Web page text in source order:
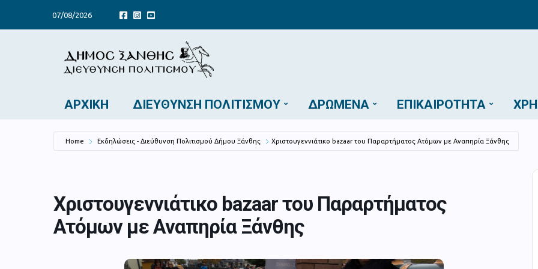
07/08/2026
ΑΡΧΙΚΉ ΔΙΕΎΘΥΝΣΗ ΠΟΛΙΤΙΣΜΟΎ ΔΡΏΜΕΝΑ ΕΠΙΚΑΙΡΌΤΗΤΑ
Home Εκδηλώσεις - Διεύθυνση Πολιτισμού Δήμου Ξάνθης Χριστουγεννιάτικο bazaar του Παραρτήματος Ατόμων με Αναπηρία Ξάνθης
Χριστουγεννιάτικο bazaar του Παραρτήματος
Ατόμων με Αναπηρία Ξάνθης